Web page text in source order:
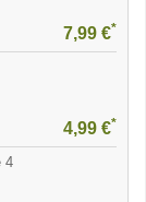
7,99 €*
4,99 €*
4